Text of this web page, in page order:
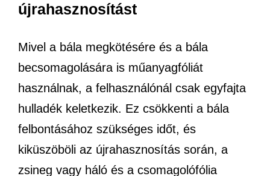
újrahasznosítást
Mivel a bála megkötésére és a bála
becsomagolására is műanyagfóliát
használnak, a felhasználónál csak egyfajta
hulladék keletkezik. Ez csökkenti a bála
felbontásához szükséges időt, és
kiküszöböli az újrahasznosítás során, a
zsineg vagy háló és a csomagolófólia